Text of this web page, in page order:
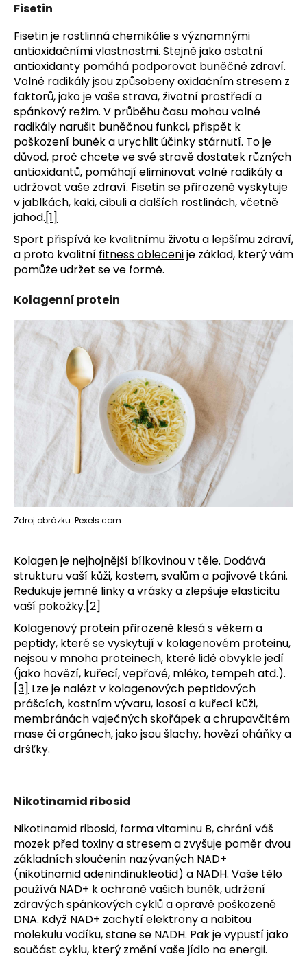
Fisetin
Fisetin je rostlinná chemikálie s významnými
antioxidačními vlastnostmi. Stejně jako ostatní
antioxidanty pomáhá podporovat buněčné zdraví.
Volné radikály jsou způsobeny oxidačním stresem z
faktorů, jako je vaše strava, životní prostředí a
spánkový režim. V průběhu času mohou volné
radikály narušit buněčnou funkci, přispět k
poškození buněk a urychlit účinky stárnutí. To je
důvod, proč chcete ve své stravě dostatek různých
antioxidantů, pomáhají eliminovat volné radikály a
udržovat vaše zdraví. Fisetin se přirozeně vyskytuje
v jablkách, kaki, cibuli a dalších rostlinách, včetně
jahod.[1]
Sport přispívá ke kvalitnímu životu a lepšímu zdraví,
a proto kvalitní fitness oblecenije základ, který vám
pomůže udržet se ve formě.
Kolagenní protein
Zdroj obrázku: Pexels.com
Kolagen je nejhojnější bílkovinou v těle. Dodává
strukturu vaší kůži, kostem, svalům a pojivové tkáni.
Redukuje jemné linky a vrásky a zlepšuje elasticitu
vaší pokožky.[2]
Kolagenový protein přirozeně klesá s věkem a
peptidy, které se vyskytují v kolagenovém proteinu,
nejsou v mnoha proteinech, které lidé obvykle jedí
(jako hovězí, kuřecí, vepřové, mléko, tempeh atd.).
[3] Lze je nalézt v kolagenových peptidových
prášcích, kostním vývaru, lososí a kuřecí kůži,
membránách vaječných skořápek a chrupavčitém
mase či orgánech, jako jsou šlachy, hovězí oháňky a
dršťky.
Nikotinamid ribosid
Nikotinamid ribosid, forma vitaminu B, chrání váš
mozek před toxiny a stresem a zvyšuje poměr dvou
základních sloučenin nazývaných NAD+
(nikotinamid adenindinukleotid) a NADH. Vaše tělo
používá NAD+ k ochraně vašich buněk, udržení
zdravých spánkových cyklů a opravě poškozené
DNA. Když NAD+ zachytí elektrony a nabitou
molekulu vodíku, stane se NADH. Pak je vypustí jako
součást cyklu, který změní vaše jídlo na energii.